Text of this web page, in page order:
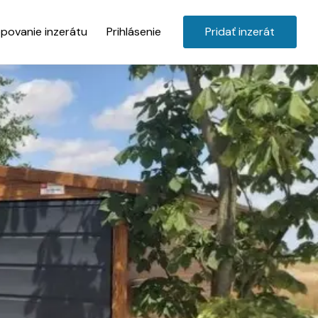
inzerátu Prihlásenie Pridať inzerát